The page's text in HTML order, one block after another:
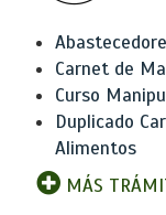
Carnet de
Curso
Duplicado
Alimentos
MÁS